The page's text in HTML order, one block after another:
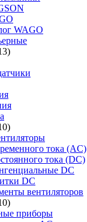
WAGO
тока (AC)
тока (DC)
DC
DC
вентиляторов
приборы